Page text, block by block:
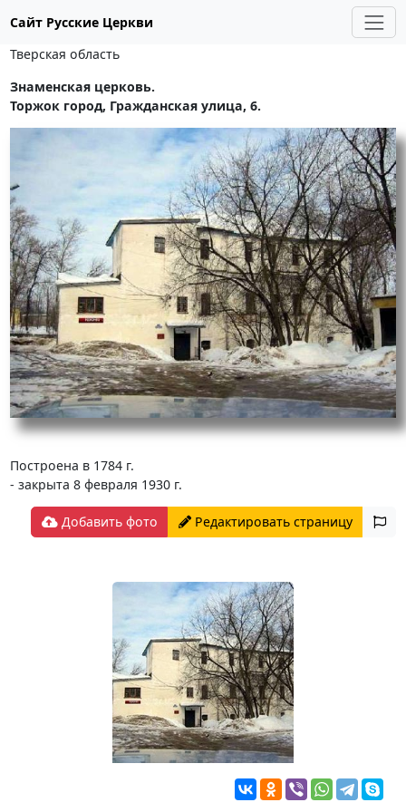
Сайт Русские Церкви
Тверская область
Знаменская церковь.
Торжок город, Гражданская улица, 6.
Построена в 1784 г.
- закрыта 8 февраля 1930 г.
Добавить фото Редактировать страницу